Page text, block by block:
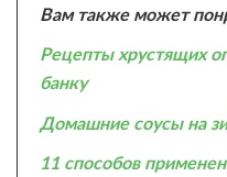
Вам также может
Рецепты хрустящих
банку
Домашние соусы на
11 способов